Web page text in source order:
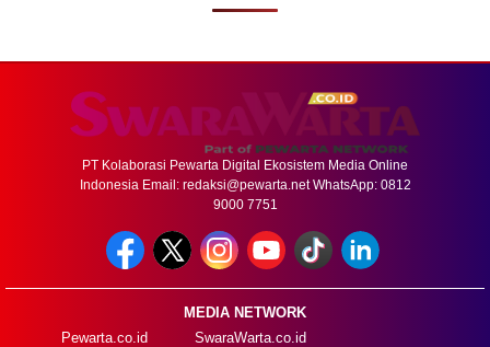
PT Kolaborasi Pewarta Digital Ekosistem Media Online
Indonesia Email: redaksi@pewarta.netWhatsApp: 0812
9000 7751
MEDIA NETWORK
Pewarta.co.id
SwaraWarta.co.id